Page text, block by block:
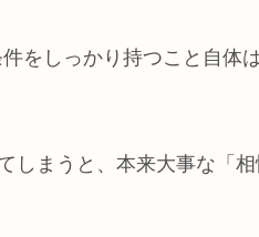
をしっかり持つこと自体
しまうと、本来大事な「